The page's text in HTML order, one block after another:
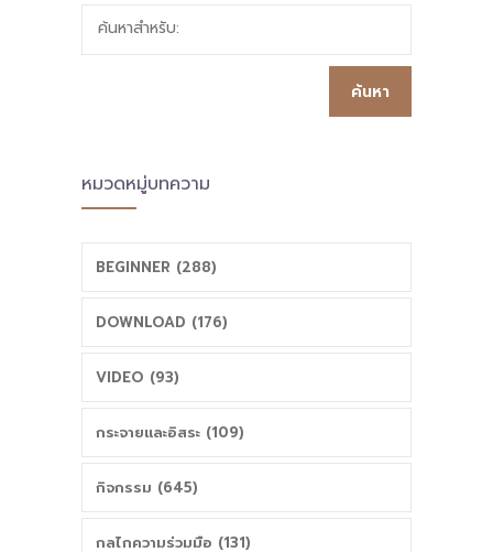
2563 วันที่ 16–17
ม.ค. 2563 ณ
สำนักงาน
เลขาธิการคุรุสภา
ปัตตานีเดินหน้า
ค้นหาสำหรับ:
หมวดหมู่บทความ
BEGINNER (288)
DOWNLOAD (176)
VIDEO (93)
กระจายและอิสระ (109)
กิจกรรม (645)
กลไกความร่วมมือ (131)